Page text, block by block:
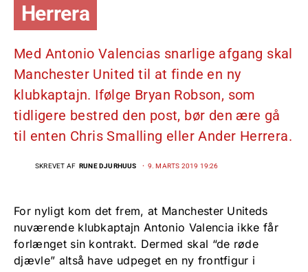
Herrera
Med Antonio Valencias snarlige afgang skal
Manchester United til at finde en ny
klubkaptajn. Ifølge Bryan Robson, som
tidligere bestred den post, bør den ære gå
til enten Chris Smalling eller Ander Herrera.
SKREVET AF RUNE DJURHUUS 9. MARTS 2019 19:26
For nyligt kom det frem, at Manchester Uniteds
nuværende klubkaptajn Antonio Valencia ikke får
forlænget sin kontrakt. Dermed skal “de røde
djævle” altså have udpeget en ny frontfigur i